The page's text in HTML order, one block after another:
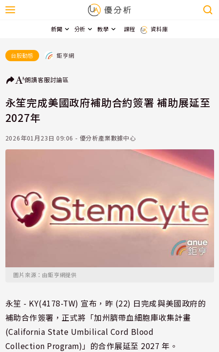
新聞 分析 教學 課程 資料庫
台股動態 鉅亨網
朗讀客服討論區
永笙完成美國政府補助合約簽署 補助展延至
2027年
2026年01月23日 09:06 - 優分析產業數據中心
圖片來源：由鉅亨網提供
永笙 - KY(4178-TW) 宣布，昨 (22) 日完成與美國政府的
補助合作簽署，正式將「加州臍帶血細胞庫收集計畫
(California State Umbilical Cord Blood
Collection Program)」的合作展延至 2027 年。